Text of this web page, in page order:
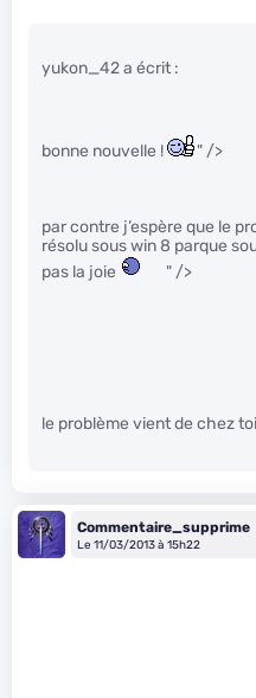
yukon_42 a écrit :
bonne nouvelle ! " />
par contre j’espère que le
résolu sous win 8 parque
pas la joie
" />
le problème vient de chez
Commentaire_supprime
Le 11/03/2013 à 15h22